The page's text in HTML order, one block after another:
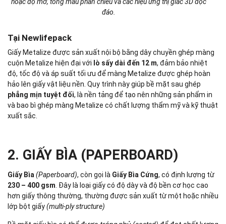
đáo.
Tại Newlifepack
Giấy Metalize được sản xuất nội bộ bằng dây chuyền ghép màng
cuộn Metalize hiện đại với lò sấy dài đến 12 m, đảm bảo nhiệt
độ, tốc độ và áp suất tối ưu để màng Metalize được ghép hoàn
hảo lên giấy vật liệu nền. Quy trình này giúp bề mặt sau ghép
phẳng mịn tuyệt đối, là nền tảng để tạo nên những sản phẩm in
và bao bì ghép màng Metalize có chất lượng thẩm mỹ và kỹ thuật
xuất sắc.
2. GIẤY BÌA (PAPERBOARD)
Giấy Bìa (Paperboard), còn gọi là Giấy Bìa Cứng, có định lượng từ
230 – 400 gsm . Đây là loại giấy có độ dày và độ bền cơ học cao
hơn giấy thông thường, thường được sản xuất từ một hoặc nhiều
lớp bột giấy(multi-ply structure)